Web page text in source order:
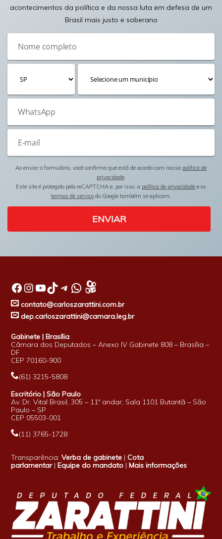
acontecimentos da política e da nossa luta em defesa de um
Brasil mais justo e soberano
Ao enviar o formulário, você confirma que está de acordo com nossa política de
privacidade.
Este site é protegido pelo reCAPTCHA e, por isso, a política de privacidade e os
termos de serviço do Google também se aplicam.
ENVIAR
Facebook InstagramYoutube TikTok Telegram WhatsApp
contato@carloszarattini.com.br
dep.carloszarattini@camara.leg.br
Gabinete | Brasília
Câmara dos Deputados – Anexo IV Gabinete 808 – Brasília –
DF
CEP 70160-900
(61) 3215-5808
Escritório | São Paulo
Av. Dr. Vital Brasil, 305 – 11º andar, Sala 1101 Butantã – São
Paulo – SP
CEP 05503-001
(11) 3765-1728
Transparência:Verba de gabinete |Cota
parlamentar|Equipe do mandato |Mais informações